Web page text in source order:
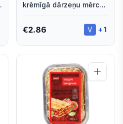
krēmīgā dārzeņu mērcē
€2.86 +1